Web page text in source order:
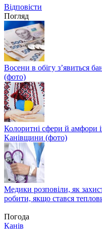
Відповіcти
Погляд
Восени в обігу з’явиться
(фото)
Колоритні сфери й амфори
Канівщини (фото)
Медики розповіли, як
робити, якщо стався
Погода
Канів